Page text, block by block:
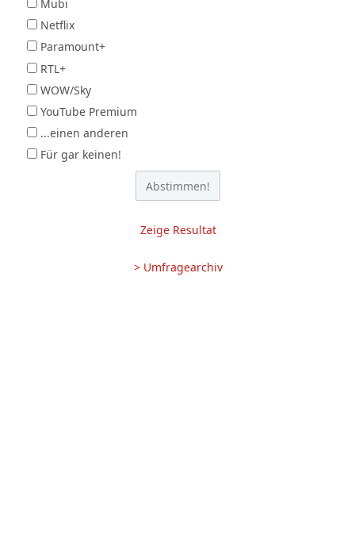
Mubi
Netflix
Paramount+
RTL+
WOW/Sky
YouTube Premium
...einen anderen
Für gar keinen!
Zeige Resultat
> Umfragearchiv